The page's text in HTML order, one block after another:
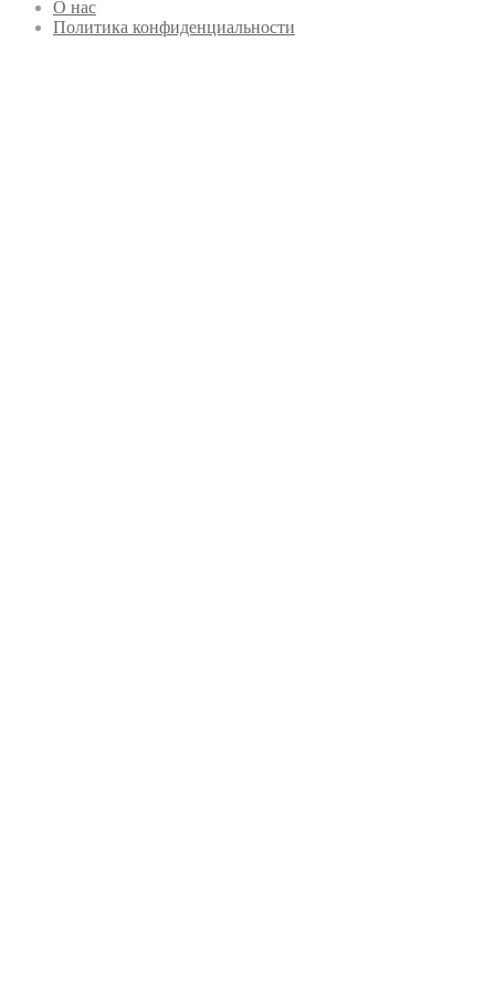
О нас
Политика конфиденциальности